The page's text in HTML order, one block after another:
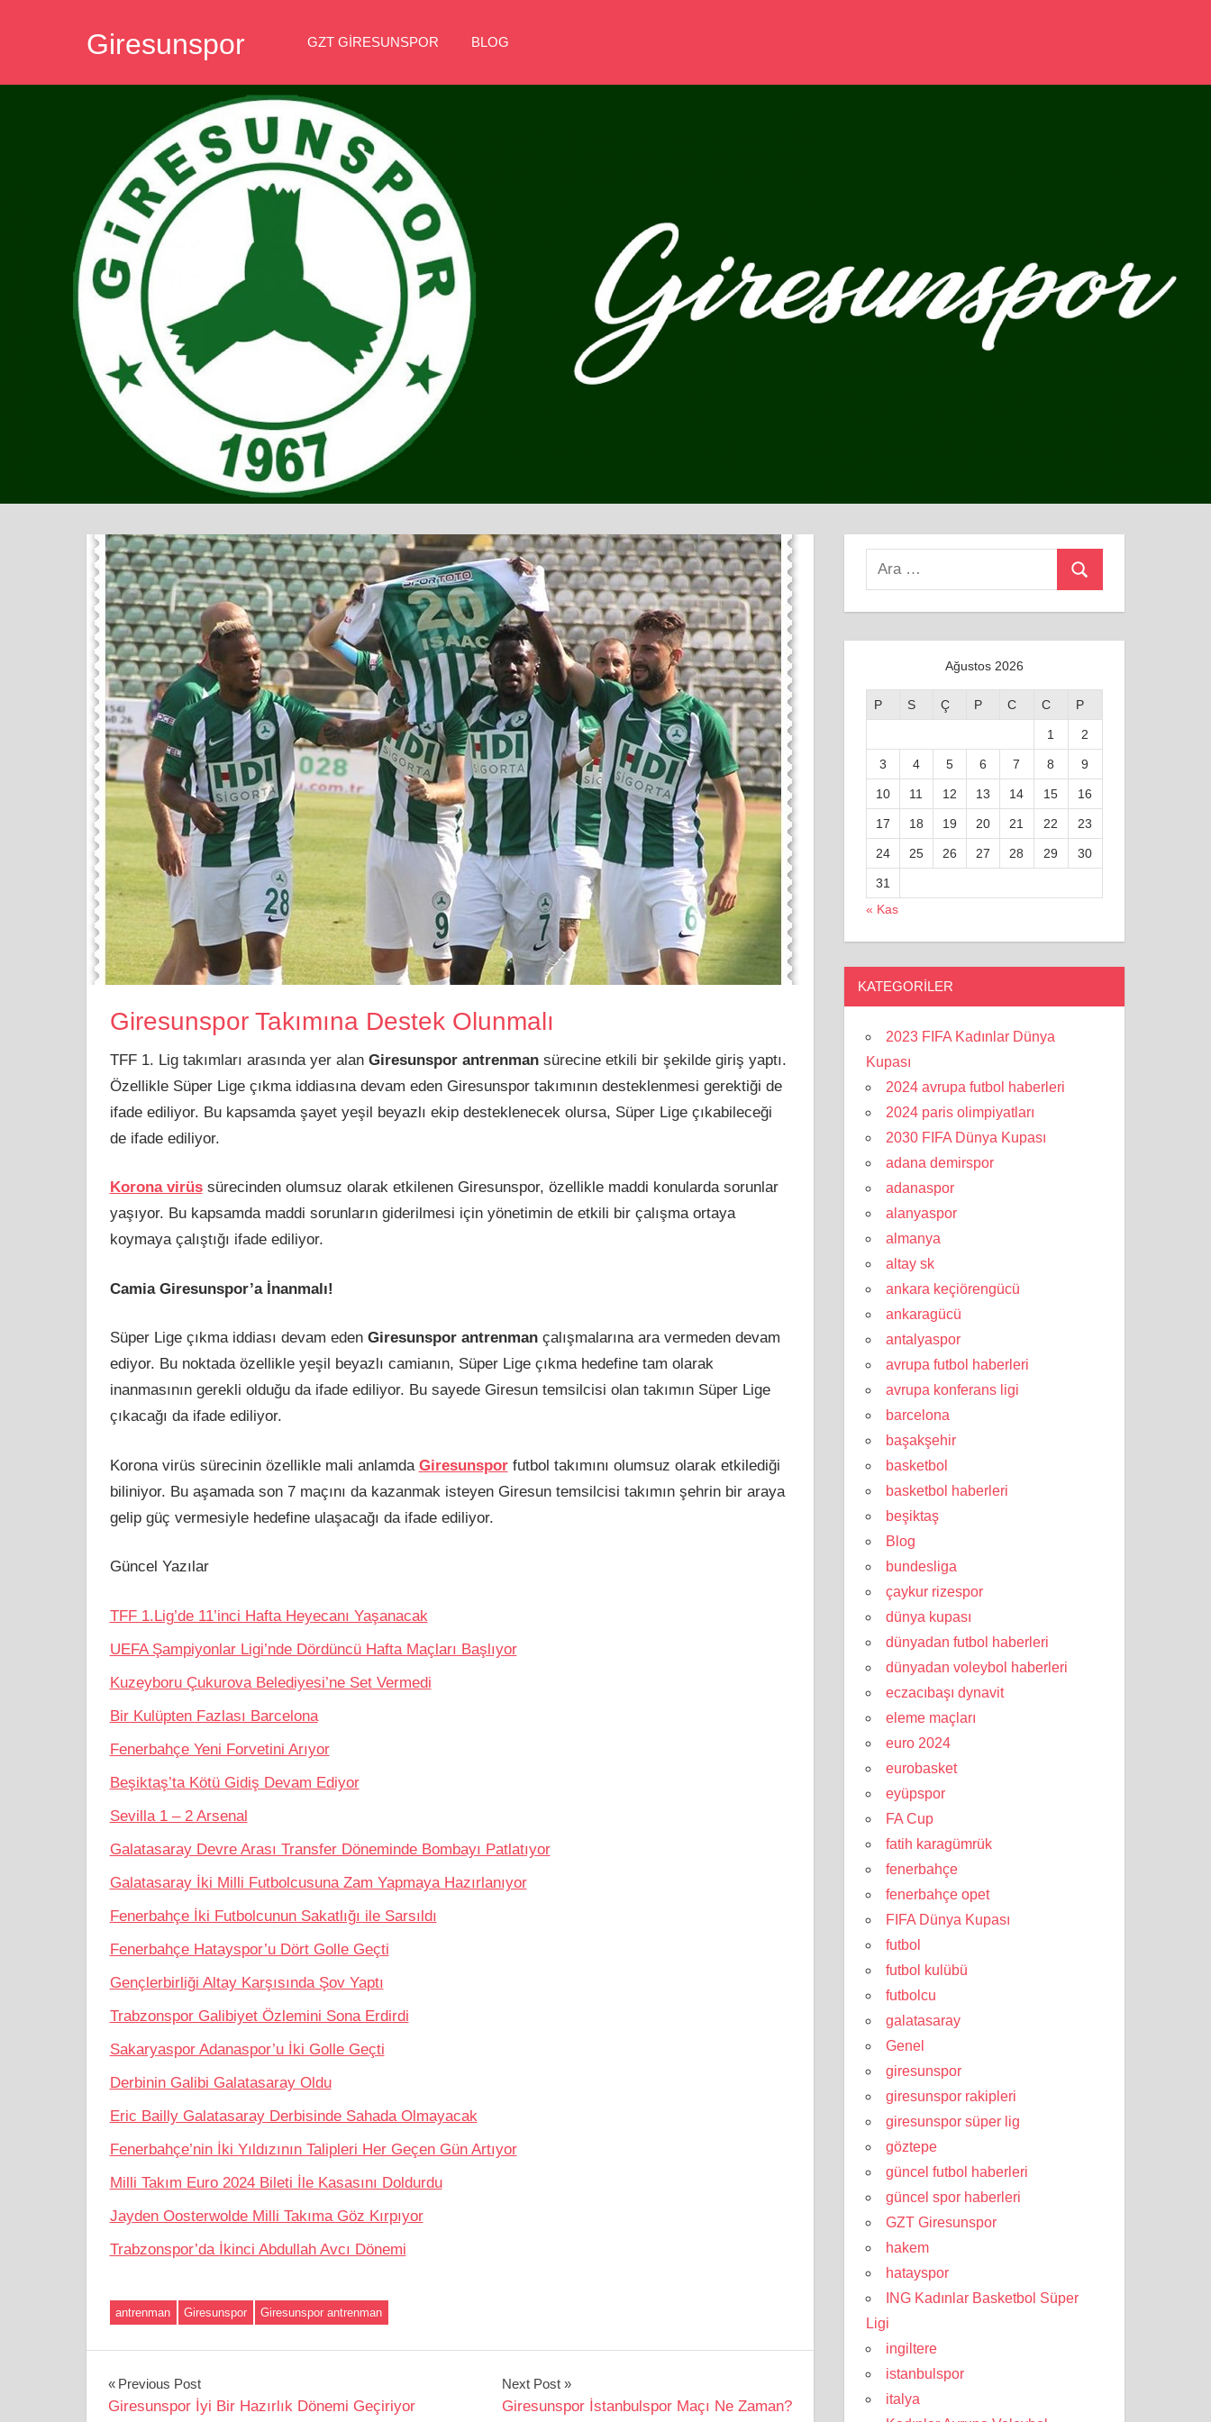
Giresunspor GZT GIRESUNSPOR BLOG
Giresunspor Takımına Destek Olunmalı
TFF 1. Lig takımları arasında yer alan Giresunspor antrenmansürecine etkili bir şekilde giriş yaptı.
Özellikle Süper Lige çıkma iddiasına devam eden Giresunspor takımının desteklenmesi gerektiği de
ifade ediliyor. Bu kapsamda şayet yeşil beyazlı ekip desteklenecek olursa, Süper Lige çıkabileceği
de ifade ediliyor.
Korona virüssürecinden olumsuz olarak etkilenen Giresunspor, özellikle maddi konularda sorunlar
yaşıyor. Bu kapsamda maddi sorunların giderilmesi için yönetimin de etkili bir çalışma ortaya
koymaya çalıştığı ifade ediliyor.
Camia Giresunspor’a İnanmalı!
Süper Lige çıkma iddiası devam eden Giresunspor antrenmançalışmalarına ara vermeden devam
ediyor. Bu noktada özellikle yeşil beyazlı camianın, Süper Lige çıkma hedefine tam olarak
inanmasının gerekli olduğu da ifade ediliyor. Bu sayede Giresun temsilcisi olan takımın Süper Lige
çıkacağı da ifade ediliyor.
Korona virüs sürecinin özellikle mali anlamda Giresunspor futbol takımını olumsuz olarak etkilediği
biliniyor. Bu aşamada son 7 maçını da kazanmak isteyen Giresun temsilcisi takımın şehrin bir araya
gelip güç vermesiyle hedefine ulaşacağı da ifade ediliyor.
Güncel Yazılar
TFF 1.Lig’de 11’inci Hafta Heyecanı Yaşanacak
UEFA Şampiyonlar Ligi’nde Dördüncü Hafta Maçları Başlıyor
Kuzeyboru Çukurova Belediyesi’ne Set Vermedi
Bir Kulüpten Fazlası Barcelona
Fenerbahçe Yeni Forvetini Arıyor
Beşiktaş’ta Kötü Gidiş Devam Ediyor
Sevilla 1 – 2 Arsenal
Galatasaray Devre Arası Transfer Döneminde Bombayı Patlatıyor
Galatasaray İki Milli Futbolcusuna Zam Yapmaya Hazırlanıyor
Fenerbahçe İki Futbolcunun Sakatlığı ile Sarsıldı
Fenerbahçe Hatayspor’u Dört Golle Geçti
Gençlerbirliği Altay Karşısında Şov Yaptı
Trabzonspor Galibiyet Özlemini Sona Erdirdi
Sakaryaspor Adanaspor’u İki Golle Geçti
Derbinin Galibi Galatasaray Oldu
Eric Bailly Galatasaray Derbisinde Sahada Olmayacak
Fenerbahçe’nin İki Yıldızının Talipleri Her Geçen Gün Artıyor
Milli Takım Euro 2024 Bileti İle Kasasını Doldurdu
Jayden Oosterwolde Milli Takıma Göz Kırpıyor
Trabzonspor’da İkinci Abdullah Avcı Dönemi
antrenman Giresunspor Giresunspor antrenman
Yazı
Previous Post
Giresunspor İyi Bir Hazırlık Dönemi Geçiriyor
Next Post
Giresunspor İstanbulspor Maçı Ne Zaman?
Search
Ara
Ağustos 2026
P S Ç P C C P
1 2
3 4 5 6 7 8 9
10 11 12 13 14 15 16
17 18 19 20 21 22 23
24 25 26 27 28 29 30
31
« Kas
KATEGORILER
2023 FIFA Kadınlar Dünya
Kupası
2024 avrupa futbol haberleri
2024 paris olimpiyatları
2030 FIFA Dünya Kupası
adana demirspor
adanaspor
alanyaspor
almanya
altay sk
ankara keçiörengücü
ankaragücü
antalyaspor
avrupa futbol haberleri
avrupa konferans ligi
barcelona
başakşehir
basketbol
basketbol haberleri
beşiktaş
Blog
bundesliga
çaykur rizespor
dünya kupası
dünyadan futbol haberleri
dünyadan voleybol haberleri
eczacıbaşı dynavit
eleme maçları
euro 2024
eurobasket
eyüpspor
FA Cup
fatih karagümrük
fenerbahçe
fenerbahçe opet
FIFA Dünya Kupası
futbol
futbol kulübü
futbolcu
galatasaray
Genel
giresunspor
giresunspor rakipleri
giresunspor süper lig
göztepe
güncel futbol haberleri
güncel spor haberleri
GZT Giresunspor
hakem
hatayspor
ING Kadınlar Basketbol Süper
Ligi
ingiltere
istanbulspor
italya